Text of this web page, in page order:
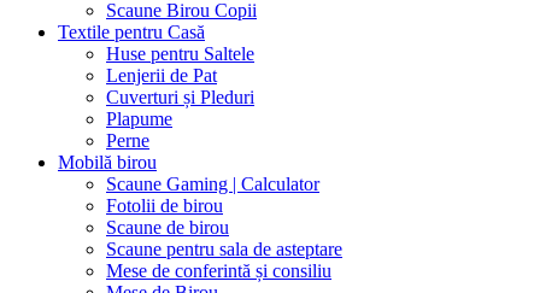
Scaune Birou Copii
Textile pentru Casă
Huse pentru Saltele
Lenjerii de Pat
Cuverturi și Pleduri
Plapume
Perne
Mobilă birou
Scaune Gaming | Calculator
Fotolii de birou
Scaune de birou
Scaune pentru sala de asteptare
Mese de conferintă și consiliu